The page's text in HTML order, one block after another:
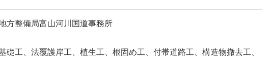
方整備局富山河川国道事務所
礎工、法覆護岸工、植生工、根固め工、付帯道路工、構造物撤去工、